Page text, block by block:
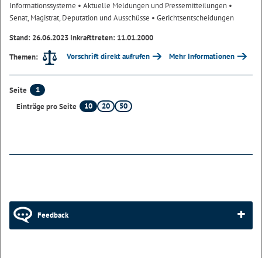
Informationssysteme • Aktuelle Meldungen und Pressemitteilungen •
Senat, Magistrat, Deputation und Ausschüsse • Gerichtsentscheidungen
Stand: 26.06.2023 Inkrafttreten: 11.01.2000
Themen:
Vorschrift direkt aufrufen Mehr Informationen
Seite
1
Einträge pro Seite
10 20 50
Feedback